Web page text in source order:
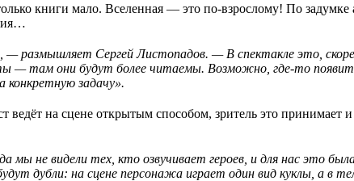
книги мало. Вселенная — это по-взрослому! По задумке
размышляет Сергей Листопадов. — В спектакле это,
— там они будут более читаемы. Возможно, где-то
задачу».
на сцене открытым способом, зритель это принимает и
не видели тех, кто озвучивает героев, и для нас это
дубли: на сцене персонажа играет один вид куклы, а в